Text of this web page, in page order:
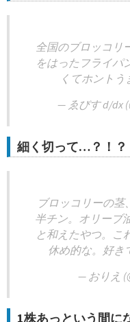
全国のブロッコリ
をはったフライパ
くてホントう
— ゑびす d/dx
細く切って…？！？
ブロッコリーの茎
半チン。オリーブ
と和えたやつ。こ
休め的な。好き
— おりえ
1株あっという間に